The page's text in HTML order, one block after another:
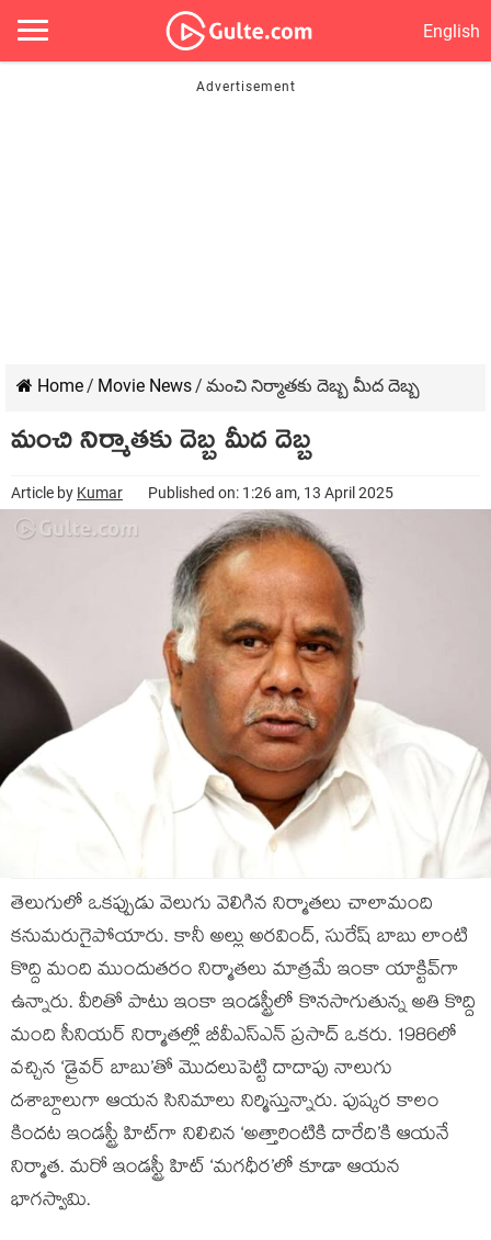
English
Home/ Movie News/ మంచి నిర్మాతకు దెబ్బ మీద దెబ్బ
మంచి నిర్మాతకు దెబ్బ మీద దెబ్బ
Article by Kumar Published on: 1:26 am, 13 April 2025
తెలుగులో ఒకప్పుడు వెలుగు వెలిగిన నిర్మాతలు చాలామంది
కనుమరుగైపోయారు. కానీ అల్లు అరవింద్, సురేష్ బాబు లాంటి
కొద్ది మంది ముందుతరం నిర్మాతలు మాత్రమే ఇంకా యాక్టివ్‌గా
ఉన్నారు. వీరితో పాటు ఇంకా ఇండస్ట్రీలో కొనసాగుతున్న అతి కొద్ది
మంది సీనియర్ నిర్మాతల్లో బీవీఎస్ఎన్ ప్రసాద్ ఒకరు. 1986లో
వచ్చిన ‘డ్రైవర్ బాబు’తో మొదలుపెట్టి దాదాపు నాలుగు
దశాబ్దాలుగా ఆయన సినిమాలు నిర్మిస్తున్నారు. పుష్కర కాలం
కిందట ఇండస్ట్రీ హిట్‌గా నిలిచిన ‘అత్తారింటికి దారేది’కి ఆయనే
నిర్మాత. మరో ఇండస్ట్రీ హిట్ ‘మగధీర’లో కూడా ఆయన
భాగస్వామి.